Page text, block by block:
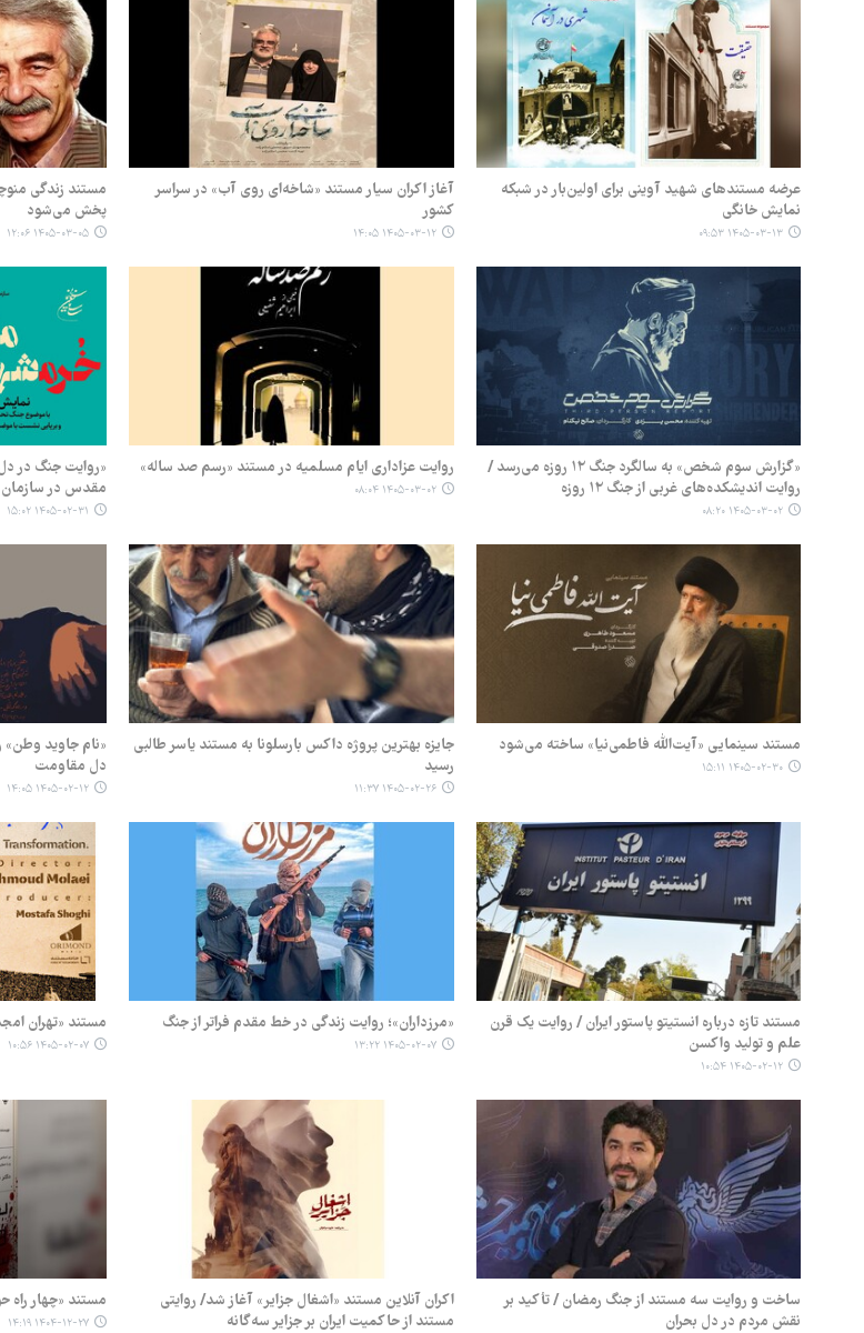
عرضه مستندهای شهید آوینی برای اولین‌بار در شبکه
نمایش خانگی
۱۴۰۵-۰۳-۱۳ ۰۹:۵۳
آغاز اکران سیار مستند «شاخه‌ای روی آب» در سراسر
کشور
۱۴۰۵-۰۳-۱۲ ۱۴:۰۵
مستند زندگی
پخش می‌شود
۱۴۰۵-۰۳-۰۵ ۱۲:۰۶
«گزارش سوم شخص» به سالگرد جنگ ۱۲ روزه می‌رسد /
روایت اندیشکده‌های غربی از جنگ ۱۲ روزه
۱۴۰۵-۰۳-۰۲ ۰۸:۲۰
روایت عزاداری ایام مسلمیه در مستند «رسم صد ساله»
۱۴۰۵-۰۳-۰۲ ۰۸:۰۴
«روایت جنگ در
مقدس در سازمان
۱۴۰۵-۰۲-۳۱ ۱۵:۰۲
مستند سینمایی «آیت‌الله فاطمی‌نیا» ساخته می‌شود
۱۴۰۵-۰۲-۳۰ ۱۵:۱۱
جایزه بهترین پروژه داکس بارسلونا به مستند یاسر طالبی
رسید
۱۴۰۵-۰۲-۲۶ ۱۱:۳۷
«نام جاوید وطن»
دل مقاومت
۱۴۰۵-۰۲-۱۲ ۱۴:۰۵
مستند تازه درباره انستیتو پاستور ایران / روایت یک قرن
علم و تولید واکسن
۱۴۰۵-۰۲-۱۲ ۱۰:۵۴
«مرزداران»؛ روایت زندگی در خط مقدم فراتر از جنگ
۱۴۰۵-۰۲-۰۷ ۱۳:۲۲
مستند «تهران
۱۴۰۵-۰۲-۰۷ ۱۰:۵۶
ساخت و روایت سه مستند از جنگ رمضان / تأکید بر
نقش مردم در دل بحران
اکران آنلاین مستند «اشغال جزایر» آغاز شد/ روایتی
مستند از حاکمیت ایران بر جزایر سه‌گانه
مستند «چهار راه
۱۴۰۴-۱۲-۲۷ ۱۴:۱۹